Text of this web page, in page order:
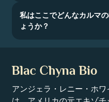
私はここでどんなカルマ
ょうか？
Blac Chyna Bio
アンジェラ・レニー・ホワ